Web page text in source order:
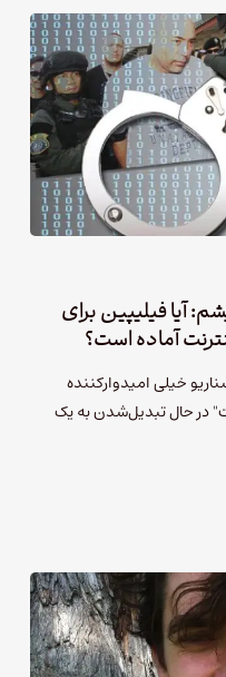
آیا فیلیپین برای
آماده است؟
خیلی امیدوارکننده
در حال تبدیل‌شدن به یک